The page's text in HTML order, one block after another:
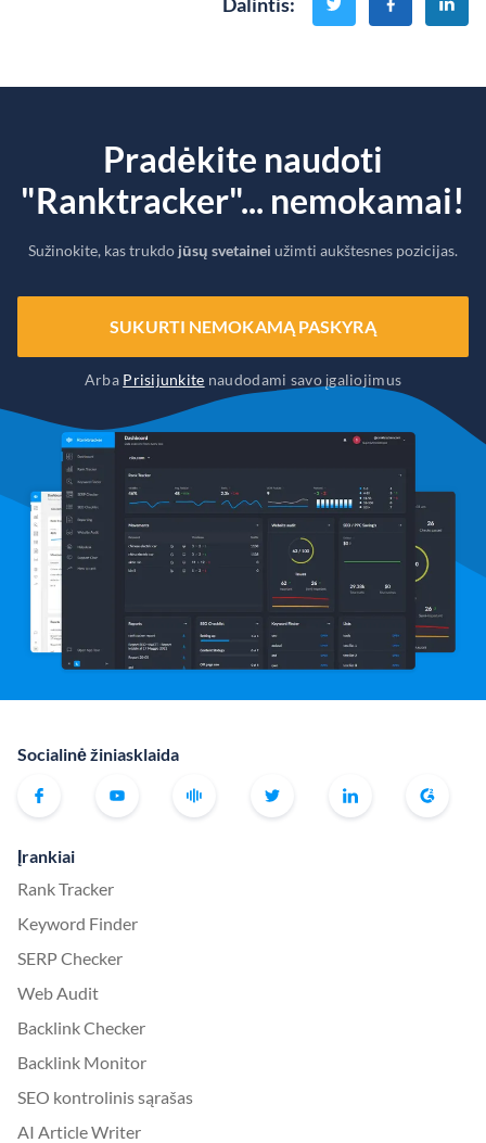
Pradėkite naudoti
"Ranktracker"... nemokamai!
Sužinokite, kas trukdo jūsų svetainei užimti aukštesnes pozicijas.
SUKURTI NEMOKAMĄ PASKYRĄ
Arba Prisijunkite naudodami savo įgaliojimus
Socialinė žiniasklaida
Įrankiai
Rank Tracker
Keyword Finder
SERP Checker
Web Audit
Backlink Checker
Backlink Monitor
SEO kontrolinis sąrašas
AI Article Writer